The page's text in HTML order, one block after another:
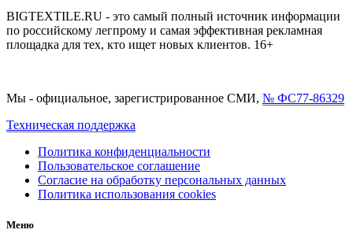
BIGTEXTILE.RU - это самый полный источник информации
по российскому легпрому и самая эффективная рекламная
площадка для тех, кто ищет новых клиентов. 16+
Мы - официальное, зарегистрированное СМИ, № ФС77-86329
Техническая поддержка
Политика конфиденциальности
Пользовательское соглашение
Согласие на обработку персональных данных
Политика использования cookies
Меню